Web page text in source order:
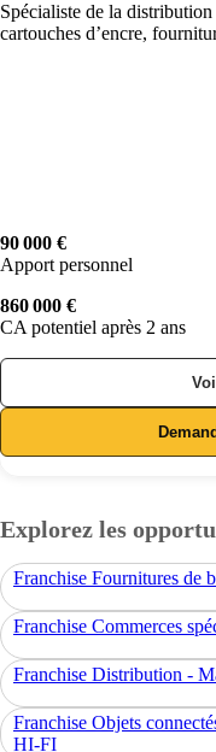
Spécialiste de la
cartouches d’encre,
90 000 €
Apport personnel
860 000 €
CA potentiel après 2 ans
Explorez les
Franchise Fournitures de
Franchise Commerces
Franchise Distribution -
Franchise Objets
HI-FI